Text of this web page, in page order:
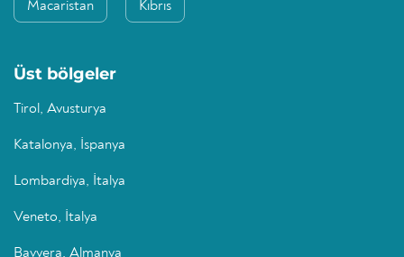
Macaristan Kıbrıs
Üst bölgeler
Tirol, Avusturya
Katalonya, İspanya
Lombardiya, İtalya
Veneto, İtalya
Bavyera, Almanya